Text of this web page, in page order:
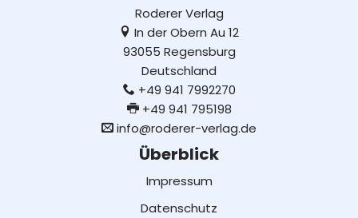
Roderer Verlag
In der Obern Au 12
93055 Regensburg
Deutschland
+49 941 7992270
+49 941 795198
info@roderer-verlag.de
Überblick
Impressum
Datenschutz